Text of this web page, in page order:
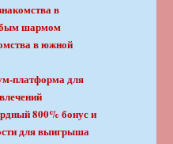
в
шармом
в южной
платформа для
800% бонус и
для выигрыша